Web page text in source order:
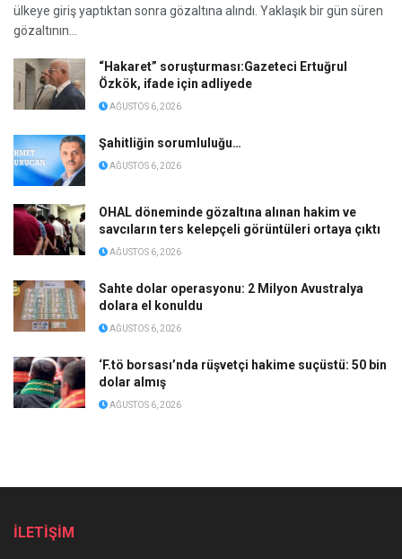
ülkeye giriş yaptıktan sonra gözaltına alındı. Yaklaşık bir gün süren
gözaltının...
“Hakaret” soruşturması:Gazeteci Ertuğrul
Özkök, ifade için adliyede
AĞUSTOS 6, 2026
Şahitliğin sorumluluğu…
AĞUSTOS 6, 2026
OHAL döneminde gözaltına alınan hakim ve
savcıların ters kelepçeli görüntüleri ortaya çıktı
AĞUSTOS 6, 2026
Sahte dolar operasyonu: 2 Milyon Avustralya
dolara el konuldu
AĞUSTOS 6, 2026
‘F.tö borsası’nda rüşvetçi hakime suçüstü: 50 bin
dolar almış
AĞUSTOS 6, 2026
İLETİŞİM